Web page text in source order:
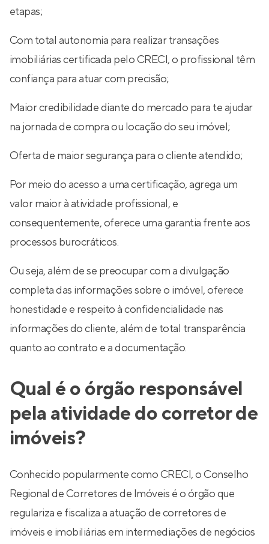
etapas;
Com total autonomia para realizar transações
imobiliárias certificada pelo CRECI, o profissional têm
confiança para atuar com precisão;
Maior credibilidade diante do mercado para te ajudar
na jornada de compra ou locação do seu imóvel;
Oferta de maior segurança para o cliente atendido;
Por meio do acesso a uma certificação, agrega um
valor maior à atividade profissional, e
consequentemente, oferece uma garantia frente aos
processos burocráticos.
Ou seja, além de se preocupar com a divulgação
completa das informações sobre o imóvel, oferece
honestidade e respeito à confidencialidade nas
informações do cliente, além de total transparência
quanto ao contrato e a documentação.
Qual é o órgão responsável
pela atividade do corretor de
imóveis?
Conhecido popularmente como CRECI, o Conselho
Regional de Corretores de Imóveis é o órgão que
regulariza e fiscaliza a atuação de corretores de
imóveis e imobiliárias em intermediações de negócios